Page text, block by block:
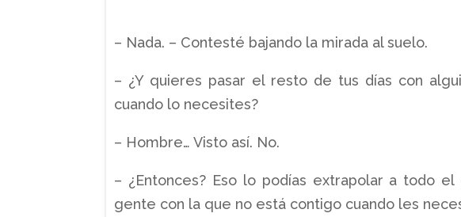
– Nada. – Contesté bajando la mirada al suelo.
– ¿Y quieres pasar el resto de tus días con
cuando lo necesites?
– Hombre… Visto así. No.
– ¿Entonces? Eso lo podías extrapolar a todo
gente con la que no está contigo cuando les